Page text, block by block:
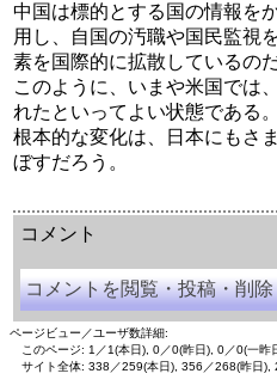
中国は標的とする国の情報を
用し、自国の汚職や国民監視
素を国際的に拡散しているのだ
このように、いまや米国では
れたといってよい状態である
根本的な変化は、日本にもさ
ぼすだろう。
コメント
コメントを閲覧・投稿・削除
ページビュー／ユーザ数詳細:
このページ: 1／1(本日), 0／0(昨日), 0／0(一昨
サイト全体: 338／259(本日), 356／268(昨日),